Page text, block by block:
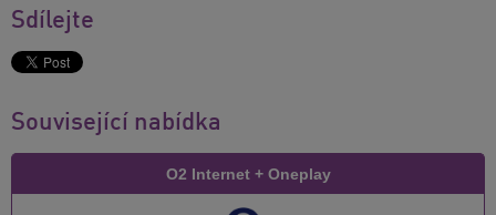
Sdílejte
Související nabídka
O2 Internet + Oneplay